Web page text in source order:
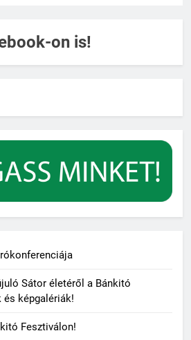
on is!
Sátor életéről a Bánkitó
és képgalériák!
Fesztiválon!